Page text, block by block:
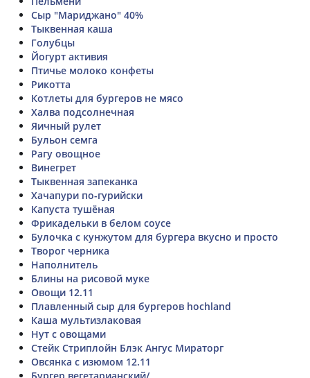
Сыр "Мариджано" 40%
Тыквенная каша
Голубцы
Йогурт активия
Птичье молоко конфеты
Рикотта
Котлеты для бургеров не мясо
Халва подсолнечная
Яичный рулет
Бульон семга
Рагу овощное
Винегрет
Тыквенная запеканка
Хачапури по-гурийски
Капуста тушёная
Фрикадельки в белом соусе
Булочка с кунжутом для бургера вкусно и просто
Творог черника
Наполнитель
Блины на рисовой муке
Овощи 12.11
Плавленный сыр для бургеров hochland
Каша мультизлаковая
Нут с овощами
Стейк Стриплойн Блэк Ангус Мираторг
Овсянка с изюмом 12.11